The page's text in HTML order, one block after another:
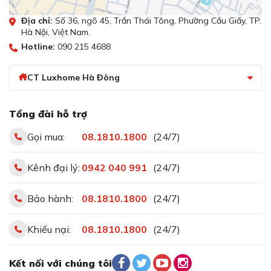
Lựa chọn nồi chảo có đáy từ tính để có thể nấu trên
bếp từ Bosch PIE631FB1E.
thủy tinh hay là đồng thì các bạn sẽ không sử dụng được
khi dùng bếp từ PIE631FB1E
Bảo vệ người dùng và thiết bị với các tính
Địa chỉ: Số 36, ngõ 45, Trần Thái Tông, Phường Cầu Giấy, TP.
Hà Nội, Việt Nam.
Hotline: 090 215 4688
CT Luxhome Hà Đông
Tổng đài hỗ trợ
Gọi mua:
08.1810.1800 (24/7)
Kênh đại lý: 0942 040 991 (24/7)
Bảo hành: 08.1810.1800 (24/7)
Khiếu nại: 08.1810.1800 (24/7)
Kết nối với chúng tôi